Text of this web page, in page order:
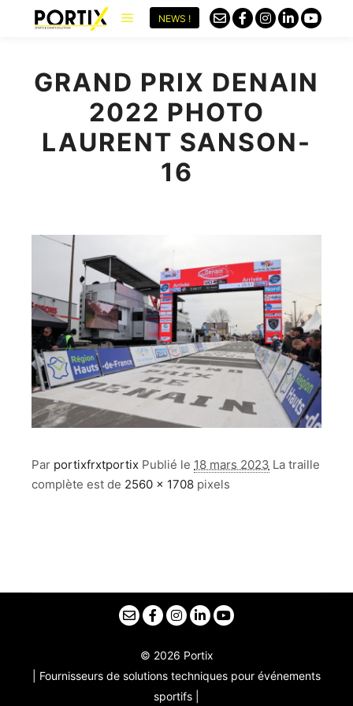
NEWS !
GRAND PRIX DENAIN
2022 PHOTO
LAURENT SANSON-
16
Par portixfrxtportix Publié le 18 mars 2023 La traille
complète est de 2560 × 1708 pixels
© 2026 Portix
| Fournisseurs de solutions techniques pour événements
sportifs |